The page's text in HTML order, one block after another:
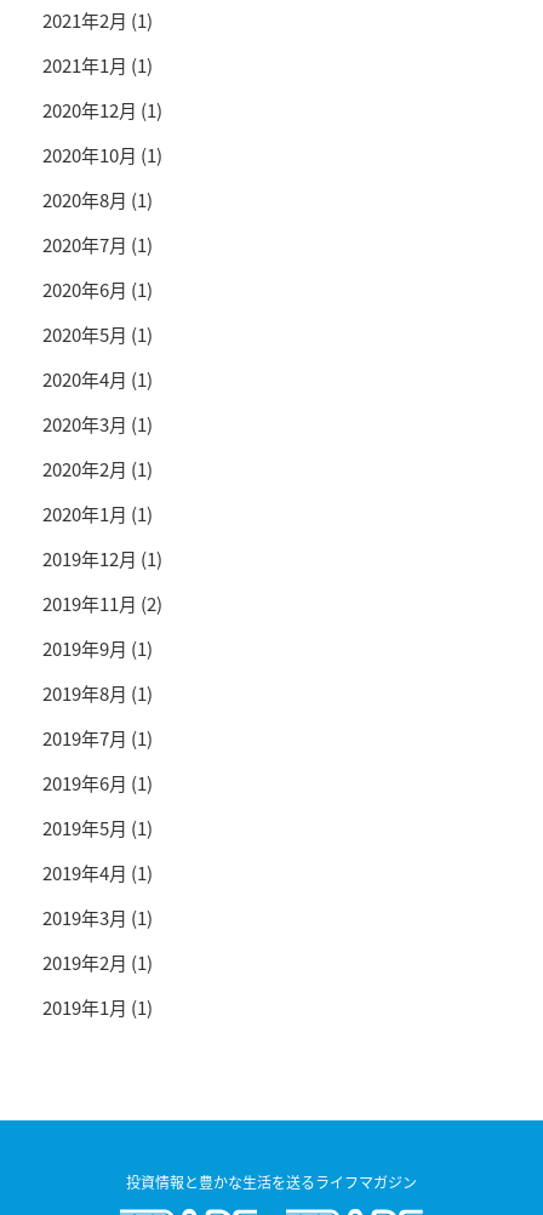
2021年2月 (1)
2021年1月 (1)
2020年12月 (1)
2020年10月 (1)
2020年8月 (1)
2020年7月 (1)
2020年6月 (1)
2020年5月 (1)
2020年4月 (1)
2020年3月 (1)
2020年2月 (1)
2020年1月 (1)
2019年12月 (1)
2019年11月 (2)
2019年9月 (1)
2019年8月 (1)
2019年7月 (1)
2019年6月 (1)
2019年5月 (1)
2019年4月 (1)
2019年3月 (1)
2019年2月 (1)
2019年1月 (1)
投資情報と豊かな生活を送るライフマガジン